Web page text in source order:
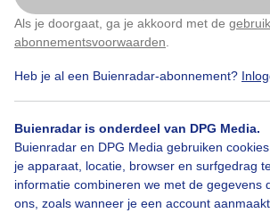
Als je doorgaat, ga je akkoord met de
abonnementsvoorwaarden
Heb je al een Buienradar-abonnement?
Buienradar is onderdeel van DPG Media.
Buienradar en DPG Media gebruiken
je apparaat, locatie, browser en surfgedrag
informatie combineren we met de gegevens
ons, zoals wanneer je een account
Van de Koudekerksebrug.
Zon
Klik hierom dit aan te